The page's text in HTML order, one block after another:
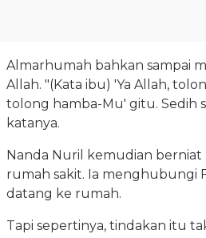
Almarhumah bahkan sampai
Allah. "(Kata ibu) 'Ya Allah,
tolong hamba-Mu' gitu. Sedih
katanya.
Nanda Nuril kemudian berniat
rumah sakit. Ia menghubungi
datang ke rumah.
Tapi sepertinya, tindakan itu